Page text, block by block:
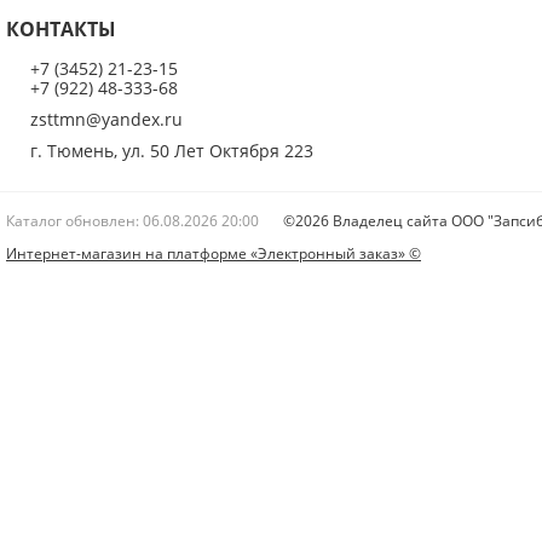
КОНТАКТЫ
+7 (3452) 21-23-15
+7 (922) 48-333-68
zsttmn@yandex.ru
г. Тюмень, ул. 50 Лет Октября 223
Каталог обновлен: 06.08.2026 20:00
©2026 Владелец сайта ООО
Интернет-магазин на платформе «Электронный заказ» ©